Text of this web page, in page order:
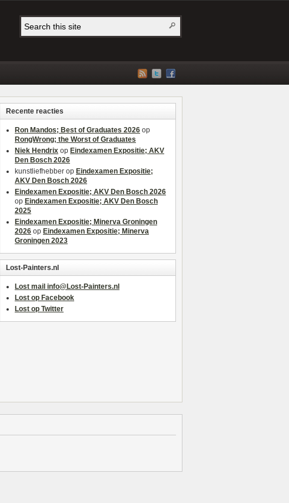
Recente reacties
Ron Mandos; Best of Graduates 2026 op
RongWrong; the Worst of Graduates
Niek Hendrix op Eindexamen Expositie; AKV
Den Bosch 2026
kunstliefhebber op Eindexamen Expositie;
AKV Den Bosch 2026
Eindexamen Expositie; AKV Den Bosch 2026
op Eindexamen Expositie; AKV Den Bosch
2025
Eindexamen Expositie; Minerva Groningen
2026 op Eindexamen Expositie; Minerva
Groningen 2023
Lost-Painters.nl
Lost mail info@Lost-Painters.nl
Lost op Facebook
Lost op Twitter